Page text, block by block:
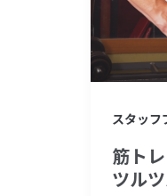
スタッフ
筋ト
ツル